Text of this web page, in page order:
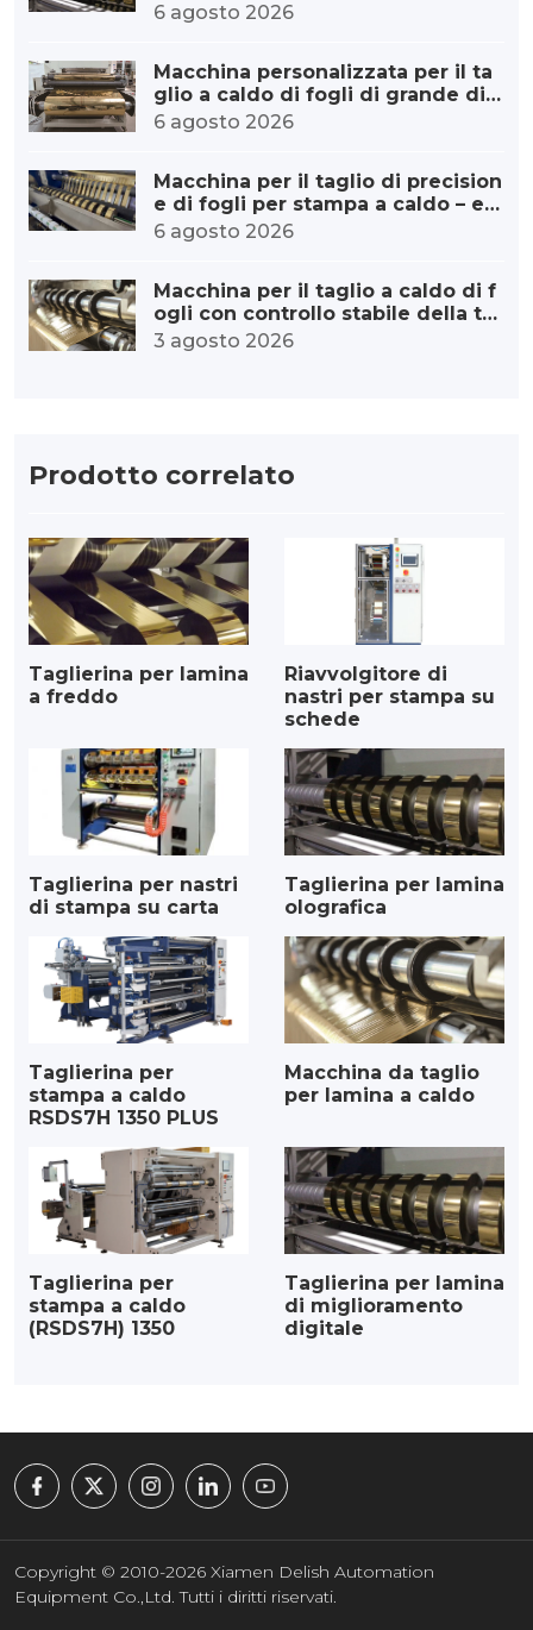
capacità
6 agosto 2026
Macchina personalizzata per il ta
glio a caldo di fogli di grande dia
metro per stampa a caldo.
6 agosto 2026
Macchina per il taglio di precision
e di fogli per stampa a caldo – err
ore minimo
6 agosto 2026
Macchina per il taglio a caldo di f
ogli con controllo stabile della te
nsione: dalla tensione precisa alla
qualità eccezionale.
3 agosto 2026
Prodotto correlato
Taglierina per lamina
a freddo
Riavvolgitore di
nastri per stampa su
schede
Taglierina per nastri
di stampa su carta
Taglierina per lamina
olografica
Taglierina per
stampa a caldo
RSDS7H 1350 PLUS
Macchina da taglio
per lamina a caldo
Taglierina per
stampa a caldo
(RSDS7H) 1350
Taglierina per lamina
di miglioramento
digitale
Copyright © 2010-2026 Xiamen Delish Automation
Equipment Co.,Ltd. Tutti i diritti riservati.